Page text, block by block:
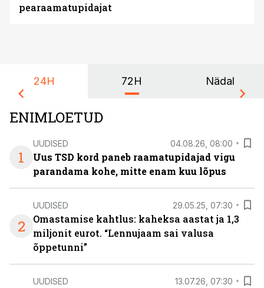
pearaamatupidajat
24H 72H Nädal
ENIMLOETUD
1
UUDISED 04.08.26, 08:00
Uus TSD kord paneb raamatupidajad vigu
parandama kohe, mitte enam kuu lõpus
2
UUDISED 29.05.25, 07:30
Omastamise kahtlus: kaheksa aastat ja 1,3
miljonit eurot. “Lennujaam sai valusa
õppetunni”
UUDISED 13.07.26, 07:30